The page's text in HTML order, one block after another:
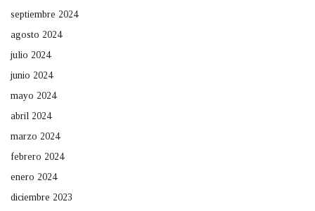
septiembre 2024
agosto 2024
julio 2024
junio 2024
mayo 2024
abril 2024
marzo 2024
febrero 2024
enero 2024
diciembre 2023